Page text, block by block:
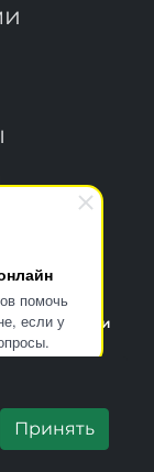
помочь
если у
техподдержки
Принять